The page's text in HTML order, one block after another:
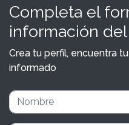
Completa el
información
Crea tu perfil, encuentra
informado